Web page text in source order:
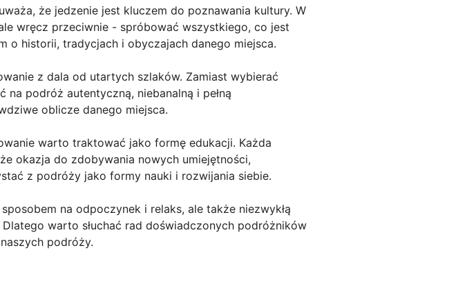
że jedzenie jest kluczem do poznawania kultury. W
wręcz przeciwnie - spróbować wszystkiego, co jest
o historii, tradycjach i obyczajach danego miejsca.
z dala od utartych szlaków. Zamiast wybierać
podróż autentyczną, niebanalną i pełną
oblicze danego miejsca.
warto traktować jako formę edukacji. Każda
okazja do zdobywania nowych umiejętności,
z podróży jako formy nauki i rozwijania siebie.
na odpoczynek i relaks, ale także niezwykłą
warto słuchać rad doświadczonych podróżników
podróży.